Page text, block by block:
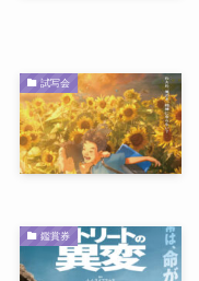
試写会
鑑賞券